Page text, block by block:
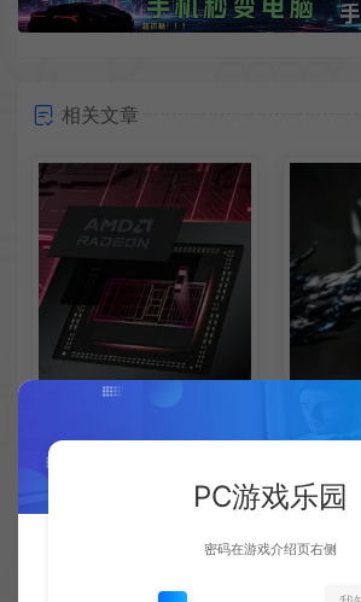
相关文章
AMD下代RDNA5显卡将迎来
包容没能
PC游戏乐园
密码在游戏介绍页右侧